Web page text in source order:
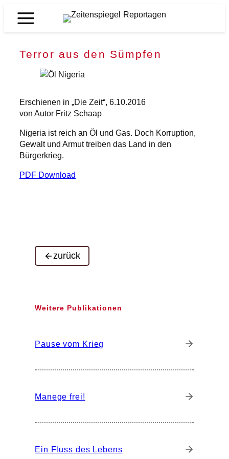
Inhalt
Zeitenspiegel
Terror aus den Sümpfen
Erschienen in „Die Zeit“, 6.10.2016
von Autor Fritz Schaap
Nigeria ist reich an Öl und Gas. Doch Korruption,
Gewalt und Armut treiben das Land in den
Bürgerkrieg.
PDF Download
zurück
Weitere Publikationen
Pause vom Krieg
Manege frei!
Ein Fluss des Lebens